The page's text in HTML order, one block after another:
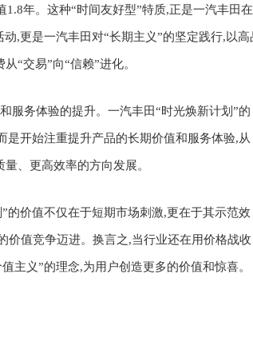
年。这种“时间友好型”特质,正是一汽丰田在
,更是一汽丰田对“长期主义”的坚定践行,以高
“交易”向“信赖”进化。
服务体验的提升。一汽丰田“时光焕新计划”的
是开始注重提升产品的长期价值和服务体验,从
、更高效率的方向发展。
的价值不仅在于短期市场刺激,更在于其示范效
值竞争迈进。 换言之,当行业还在用价格战收
主义”的理念,为用户创造更多的价值和惊喜。